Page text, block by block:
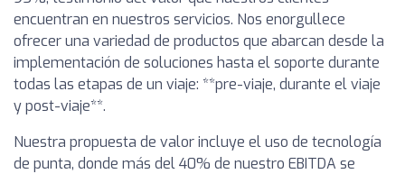
encuentran en nuestros servicios. Nos enorgullece
ofrecer una variedad de productos que abarcan desde la
implementación de soluciones hasta el soporte durante
todas las etapas de un viaje: **pre-viaje, durante el viaje
y post-viaje**.
Nuestra propuesta de valor incluye el uso de tecnología
de punta, donde más del 40% de nuestro EBITDA se